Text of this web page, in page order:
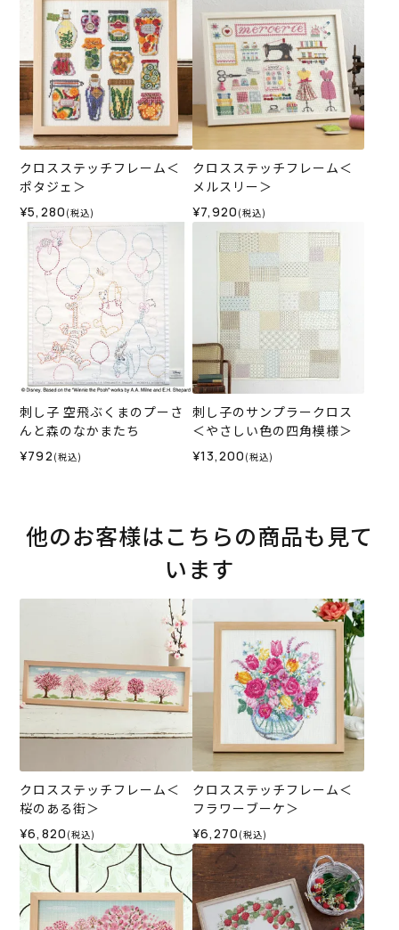
クロスステッチフレーム＜
ポタジェ＞
¥5,280 (税込)
クロスステッチフレーム＜
メルスリー＞
¥7,920 (税込)
刺し子 空飛ぶくまのプーさ
んと森のなかまたち
¥792 (税込)
刺し子のサンプラークロス
＜やさしい色の四角模様＞
¥13,200 (税込)
他のお客様はこちらの商品も見て
います
クロスステッチフレーム＜
桜のある街＞
¥6,820 (税込)
クロスステッチフレーム＜
フラワーブーケ＞
¥6,270 (税込)